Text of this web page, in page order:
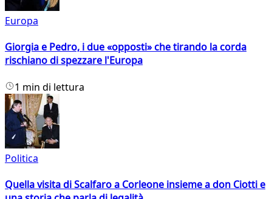
Europa
Giorgia e Pedro, i due «opposti» che tirando la corda
rischiano di spezzare l'Europa
1 min di lettura
Politica
Quella visita di Scalfaro a Corleone insieme a don Ciotti e